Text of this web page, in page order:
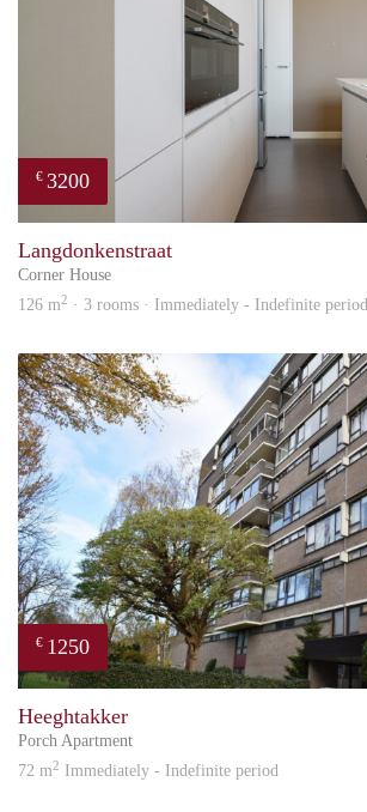
€ 3200
Langdonkenstraat
Corner House
126 m2 · 3 rooms · Immediately - Indefinite period
€ 1250
Heeghtakker
Porch Apartment
72 m2 Immediately - Indefinite period